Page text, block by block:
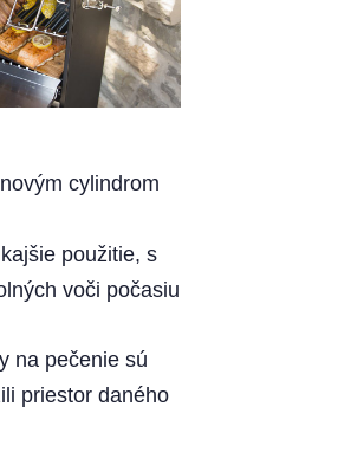
cylindrom
použitie, s
voči počasiu
na pečenie sú
priestor daného